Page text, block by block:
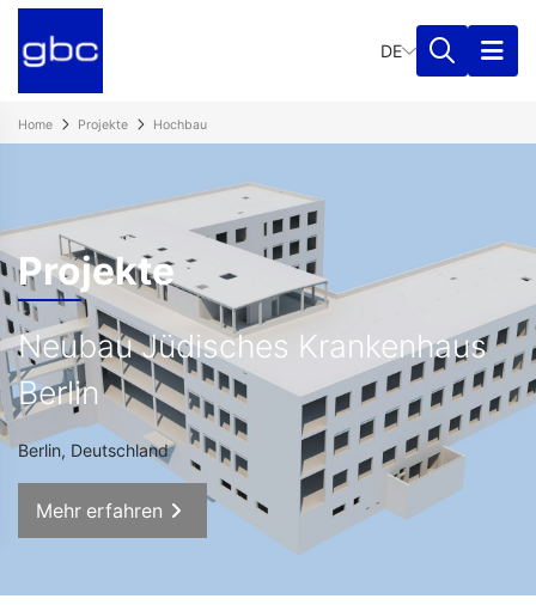
DE
Home Projekte Hochbau
Projekte
Neubau Jüdisches Krankenhaus
Berlin
Berlin, Deutschland
Mehr erfahren